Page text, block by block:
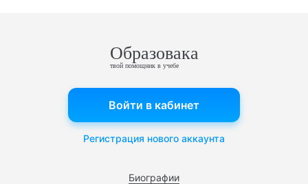
Образовака
твой помощник в учебе
Биографии
Войти в кабинет
Регистрация нового аккаунта